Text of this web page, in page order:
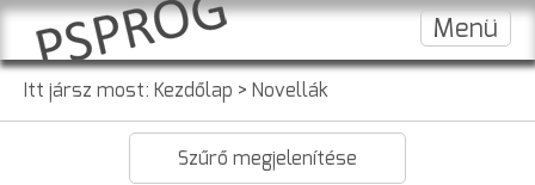
Menü
Itt jársz most: Kezdőlap > Novellák
Szűrő megjelenítése